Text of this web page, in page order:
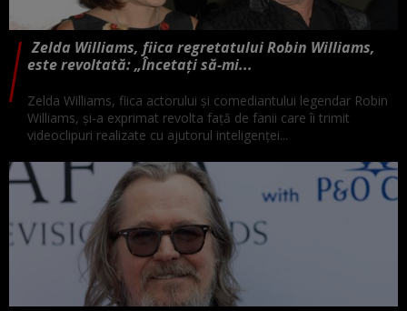
Zelda Williams, fiica regretatului Robin Williams,
este revoltată: „Încetați să-mi...
Zelda Williams, fiica actorului și comediantului legendar Robin
Williams, și-a exprimat revolta față de fanii care îi trimit
videoclipuri realizate cu ajutorul inteligenței...